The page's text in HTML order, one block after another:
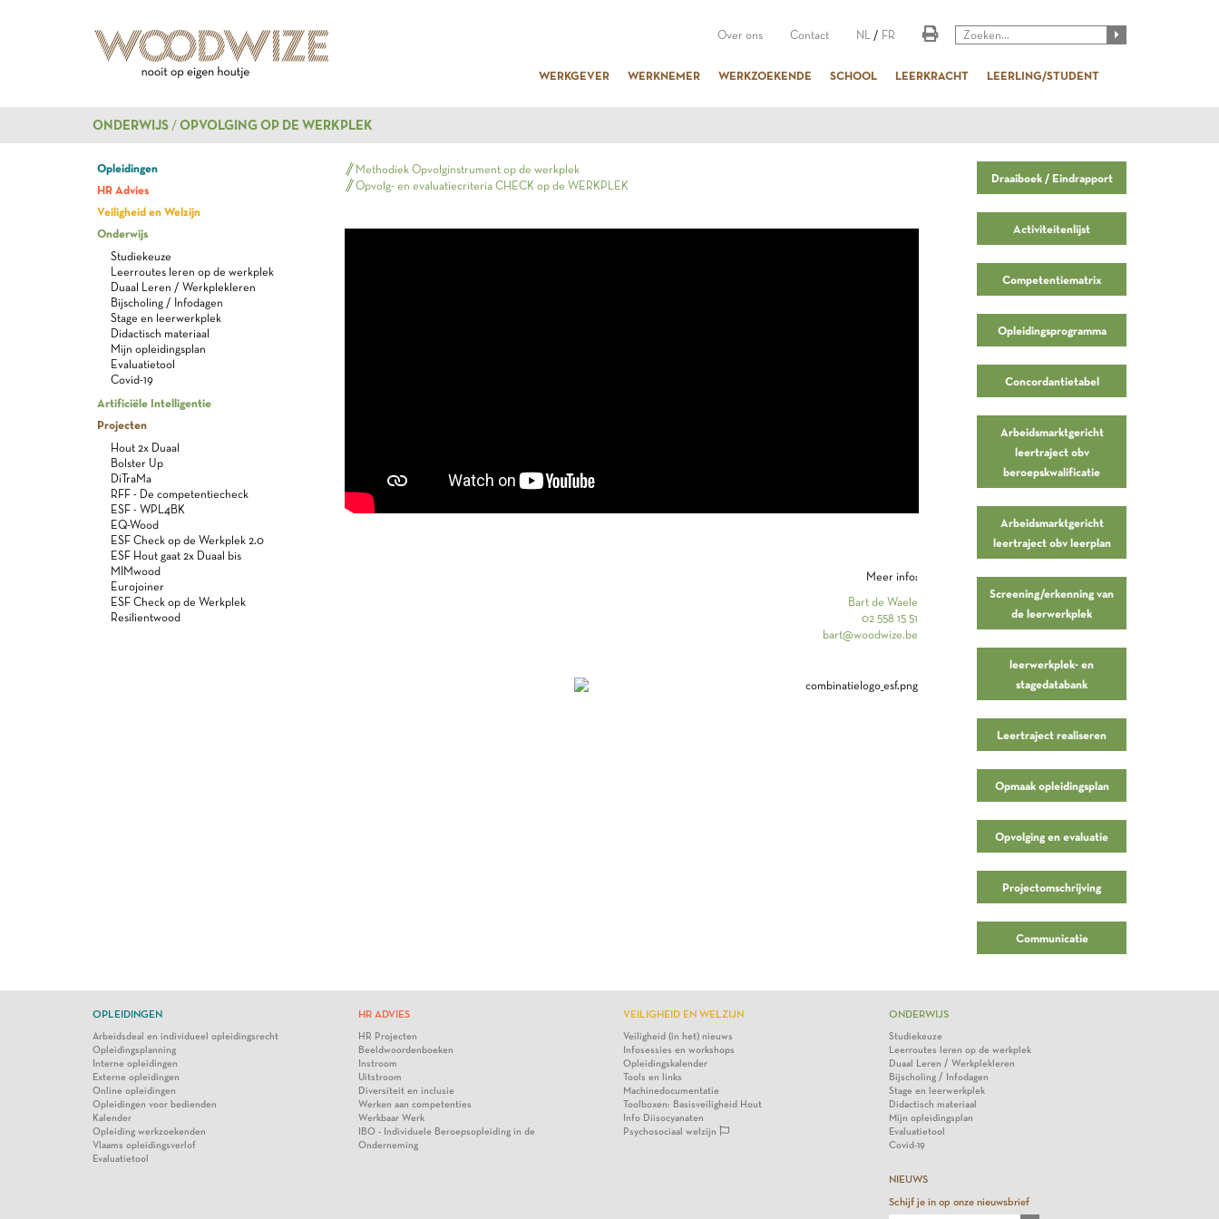
Over ons Contact NL / FR
WERKGEVER WERKNEMER WERKZOEKENDE SCHOOL LEERKRACHT LEERLING/STUDENT
ONDERWIJS OPVOLGING OP DE WERKPLEK
Opleidingen
HR Advies
Veiligheid en Welzijn
Onderwijs
Studiekeuze
Leerroutes leren op de werkplek
Duaal Leren / Werkplekleren
Bijscholing / Infodagen
Stage en leerwerkplek
Didactisch materiaal
Mijn opleidingsplan
Evaluatietool
Covid-19
Artificiële Intelligentie
Projecten
Hout 2x Duaal
Bolster Up
DiTraMa
RFF - De competentiecheck
ESF - WPL4BK
EQ-Wood
ESF Check op de Werkplek 2.0
ESF Hout gaat 2x Duaal bis
MIMwood
Eurojoiner
ESF Check op de Werkplek
Resilientwood
Methodiek Opvolginstrument op de werkplek
Opvolg- en evaluatiecriteria CHECK op de WERKPLEK
Meer info:
Bart de Waele
02 558 15 51
bart@woodwize.be
Draaiboek / Eindrapport
Activiteitenlijst
Competentiematrix
Opleidingsprogramma
Concordantietabel
Arbeidsmarktgericht
leertraject obv
beroepskwalificatie
Arbeidsmarktgericht
leertraject obv leerplan
Screening/erkenning van
de leerwerkplek
leerwerkplek- en
stagedatabank
Leertraject realiseren
Opmaak opleidingsplan
Opvolging en evaluatie
Projectomschrijving
Communicatie
OPLEIDINGEN
Arbeidsdeal en individueel opleidingsrecht
Opleidingsplanning
Interne opleidingen
Externe opleidingen
Online opleidingen
Opleidingen voor bedienden
Kalender
Opleiding werkzoekenden
Vlaams opleidingsverlof
Evaluatietool
HR ADVIES
HR Projecten
Beeldwoordenboeken
Instroom
Uitstroom
Diversiteit en inclusie
Werken aan competenties
Werkbaar Werk
IBO - Individuele Beroepsopleiding in de
Onderneming
VEILIGHEID EN WELZIJN
Veiligheid (in het) nieuws
Infosessies en workshops
Opleidingskalender
Tools en links
Machinedocumentatie
Toolboxen: Basisveiligheid Hout
Info Diisocyanaten
Psychosociaal welzijn
ONDERWIJS
Studiekeuze
Leerroutes leren op de werkplek
Duaal Leren / Werkplekleren
Bijscholing / Infodagen
Stage en leerwerkplek
Didactisch materiaal
Mijn opleidingsplan
Evaluatietool
Covid-19
NIEUWS
Schijf je in op onze nieuwsbrief